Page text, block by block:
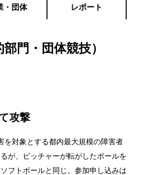
・団体 レポート
門・団体競技）
攻撃
を対象とする都内最大規模の障害者
が、ピッチャーが転がしたボールを
フトボールと同じ。参加申し込みは